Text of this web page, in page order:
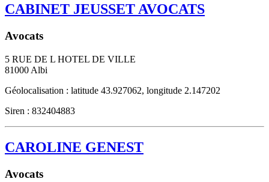
CABINET JEUSSET AVOCATS
Avocats
5 RUE DE L HOTEL DE VILLE
81000 Albi
Géolocalisation : latitude 43.927062, longitude 2.147202
Siren : 832404883
CAROLINE GENEST
Avocats